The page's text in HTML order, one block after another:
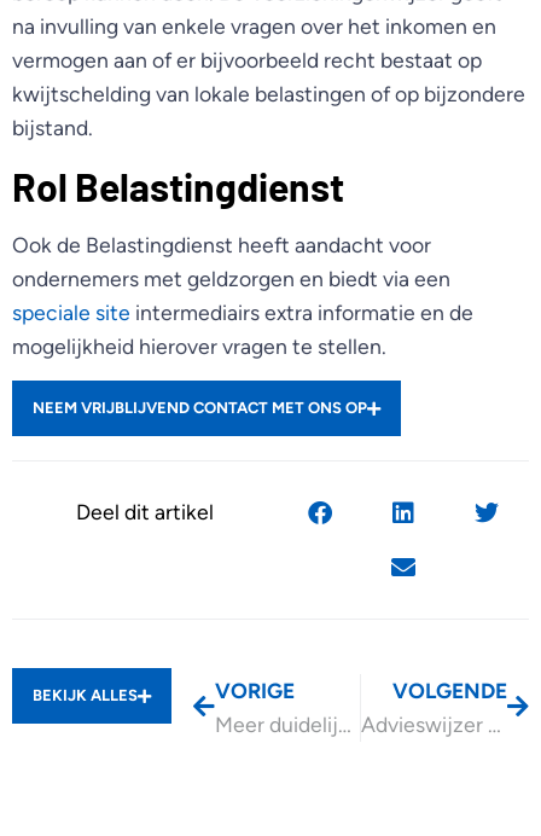
na invulling van enkele vragen over het inkomen en
vermogen aan of er bijvoorbeeld recht bestaat op
kwijtschelding van lokale belastingen of op bijzondere
bijstand.
Rol Belastingdienst
Ook de Belastingdienst heeft aandacht voor
ondernemers met geldzorgen en biedt via een
speciale site intermediairs extra informatie en de
mogelijkheid hierover vragen te stellen.
NEEM VRIJBLIJVEND CONTACT MET ONS OP
Deel dit artikel
BEKIJK ALLES
VORIGE
Meer duidelijkheid voor zzp’ers en opdrachtgevers
VOLGENDE
Advieswijzer Aandachtspunten verzuim